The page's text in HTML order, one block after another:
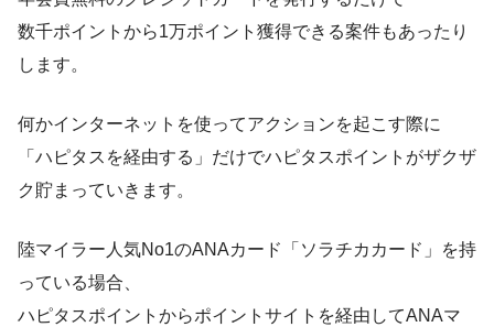
数千ポイントから1万ポイント獲得できる案件もあったり
します。
何かインターネットを使ってアクションを起こす際に
「ハピタスを経由する」だけでハピタスポイントがザクザ
ク貯まっていきます。
陸マイラー人気No1のANAカード「ソラチカカード」を持
っている場合、
ハピタスポイントからポイントサイトを経由してANAマ